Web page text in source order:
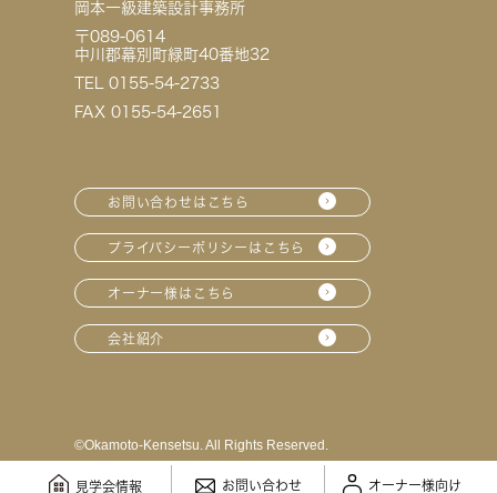
見学会情報 お問い合わせ オーナー様向け
岡本一級建築設計事務所
〒089-0614
中川郡幕別町緑町40番地32
TEL 0155-54-2733
FAX 0155-54-2651
お問い合わせはこちら
プライバシーポリシーはこちら
オーナー様はこちら
会社紹介
©︎Okamoto-Kensetsu. All Rights Reserved.